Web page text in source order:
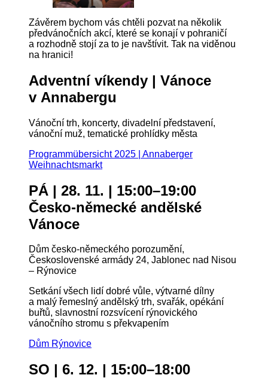
Závěrem bychom vás chtěli pozvat na několik
předvánočních akcí, které se konají v pohraničí
a rozhodně stojí za to je navštívit. Tak na viděnou
na hranici!
Adventní víkendy | Vánoce
v Annabergu
Vánoční trh, koncerty, divadelní představení,
vánoční muž, tematické prohlídky města
Programmübersicht 2025 | Annaberger
Weihnachtsmarkt
PÁ | 28. 11. | 15:00–19:00
Česko-německé andělské
Vánoce
Dům česko-německého porozumění,
Československé armády 24, Jablonec nad Nisou
– Rýnovice
Setkání všech lidí dobré vůle, výtvarné dílny
a malý řemeslný andělský trh, svařák, opékání
buřtů, slavnostní rozsvícení rýnovického
vánočního stromu s překvapením
Dům Rýnovice
SO | 6. 12. | 15:00–18:00